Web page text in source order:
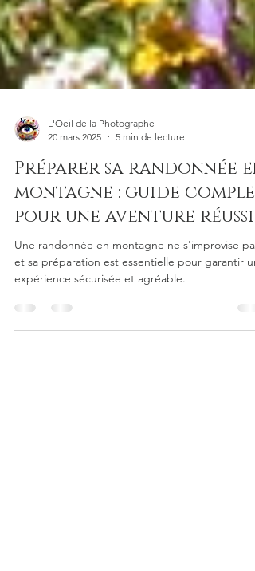
20 mars 2025
5 min de lecture
Préparer sa randonnée en
montagne : guide complet
pour une aventure réussie
Une randonnée en montagne ne s'improvise pas
expérience sécurisée et agréable.